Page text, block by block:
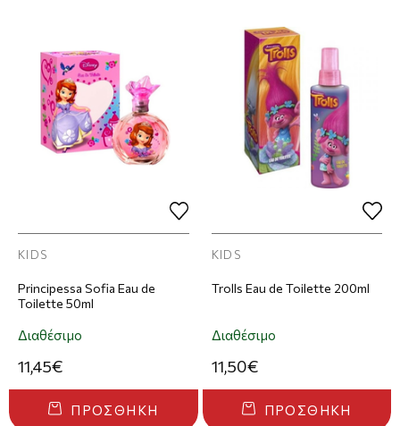
KIDS
Principessa Sofia Eau de
Toilette 50ml
Διαθέσιμο
11,45€
ΠΡΟΣΘΉΚΗ
KIDS
Trolls Eau de Toilette 200ml
Διαθέσιμο
11,50€
ΠΡΟΣΘΉΚΗ